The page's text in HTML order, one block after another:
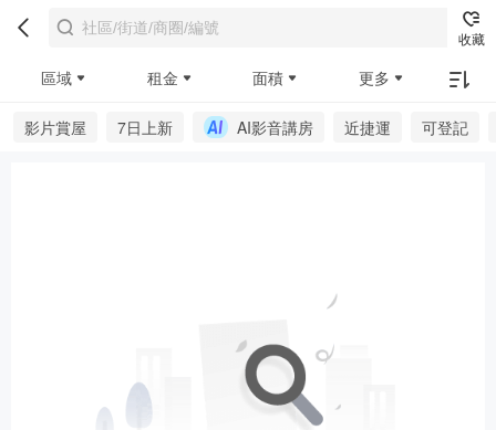
收藏
區域 租金 面積 更多
影片賞屋 7日上新 AI影音講房 近捷運 可登記